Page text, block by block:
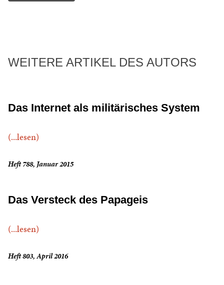
WEITERE ARTIKEL DES AUTORS
Das Internet als militärisches System
(...lesen)
Heft 788, Januar 2015
Das Versteck des Papageis
(...lesen)
Heft 803, April 2016